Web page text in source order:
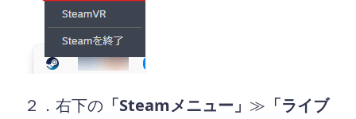
２．右下の 「Steamメニュー」 ≫ 「ライブ